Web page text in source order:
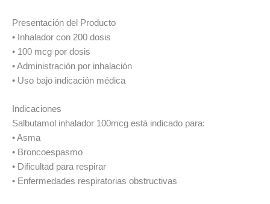
Presentación del Producto
• Inhalador con 200 dosis
• 100 mcg por dosis
• Administración por inhalación
• Uso bajo indicación médica
Indicaciones
Salbutamol inhalador 100mcg está indicado para:
• Asma
• Broncoespasmo
• Dificultad para respirar
• Enfermedades respiratorias obstructivas